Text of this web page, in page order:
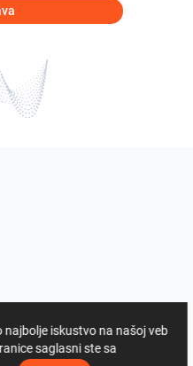
iskustvo na našoj veb
saglasni ste sa